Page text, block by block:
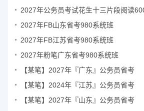
2027年公务员考试花生十三片段阅读
2027年FB山东省考980系统班
2027年FB江苏省考980系统班
2027年粉笔广东省考980系统班
【某笔】2027年『广东』公务员省考
【某笔】2024年『江苏』公务员省考
【某笔】2027年『山东』公务员省考